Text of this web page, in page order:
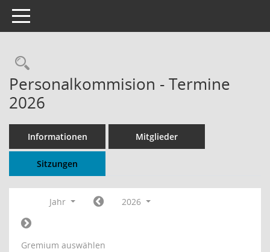
Toggle navigation
Rechercheauswahl
Personalkommision - Termine
2026
Informationen Mitglieder
Sitzungen
Jahr 2026
Gremium auswählen